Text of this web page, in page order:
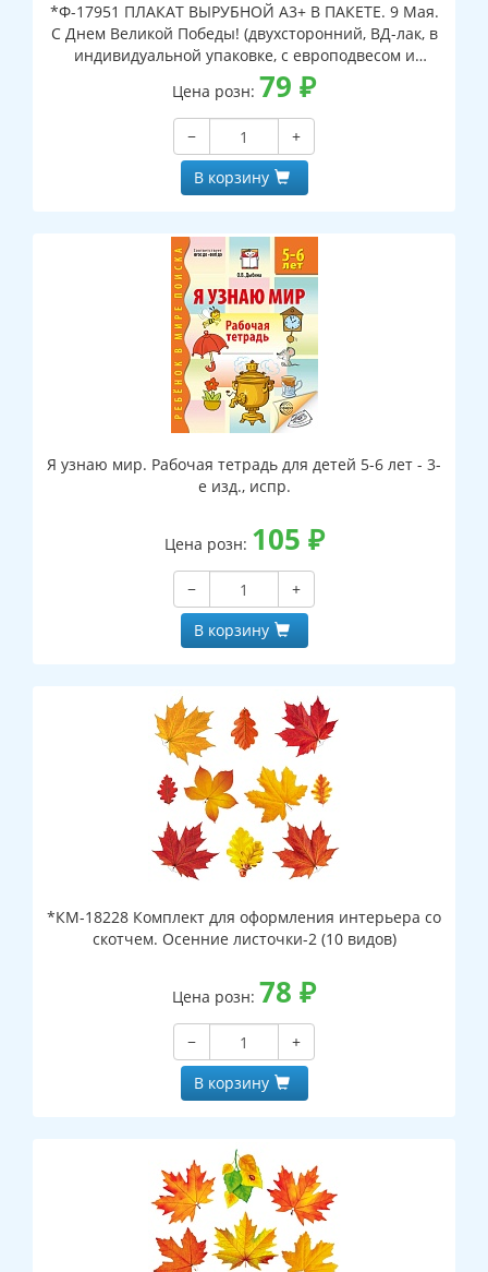
*Ф-17951 ПЛАКАТ ВЫРУБНОЙ А3+ В ПАКЕТЕ. 9 Мая.
С Днем Великой Победы! (двухсторонний, ВД-лак, в
индивидуальной упаковке, с европодвесом и
клеевым клапаном)
Цена розн: 79 ₽
−
+
В корзину
Я узнаю мир. Рабочая тетрадь для детей 5-6 лет - 3-
е изд., испр.
Цена розн: 105 ₽
−
+
В корзину
*КМ-18228 Комплект для оформления интерьера со
скотчем. Осенние листочки-2 (10 видов)
Цена розн: 78 ₽
−
+
В корзину